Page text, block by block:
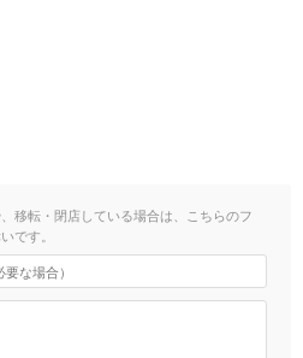
移転・閉店している場合は、こちらのフ
です。